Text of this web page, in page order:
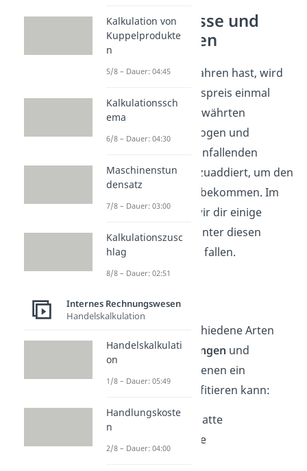
Preisnachlässe und
Bezugskosten
Wie du bereits erfahren hast, wird
vom Listeneinkaufspreis einmal
jegliche Art von gewährten
Nachlässen abgezogen und
anschließend die anfallenden
Bezugskosten hinzuaddiert, um den
Einstandspreis zu bekommen. Im
Folgenden listen wir dir einige
Beispiele auf, die unter diesen
beiden Kategorien fallen.
Nachlässe
Es existieren verschiedene Arten
vonPreisminderungen und
, von denen ein
Unternehmen profitieren kann:
Lieferantenrabatte
Mengenrabatte
Kalkulation von
Kuppelprodukte
n
5/8 – Dauer: 04:45
Kalkulationssch
ema
6/8 – Dauer: 04:30
Maschinenstun
densatz
7/8 – Dauer: 03:00
Kalkulationszusc
hlag
8/8 – Dauer: 02:51
Internes Rechnungswesen
Handelskalkulation
Handelskalkulati
on
1/8 – Dauer: 05:49
Handlungskoste
n
2/8 – Dauer: 04:00